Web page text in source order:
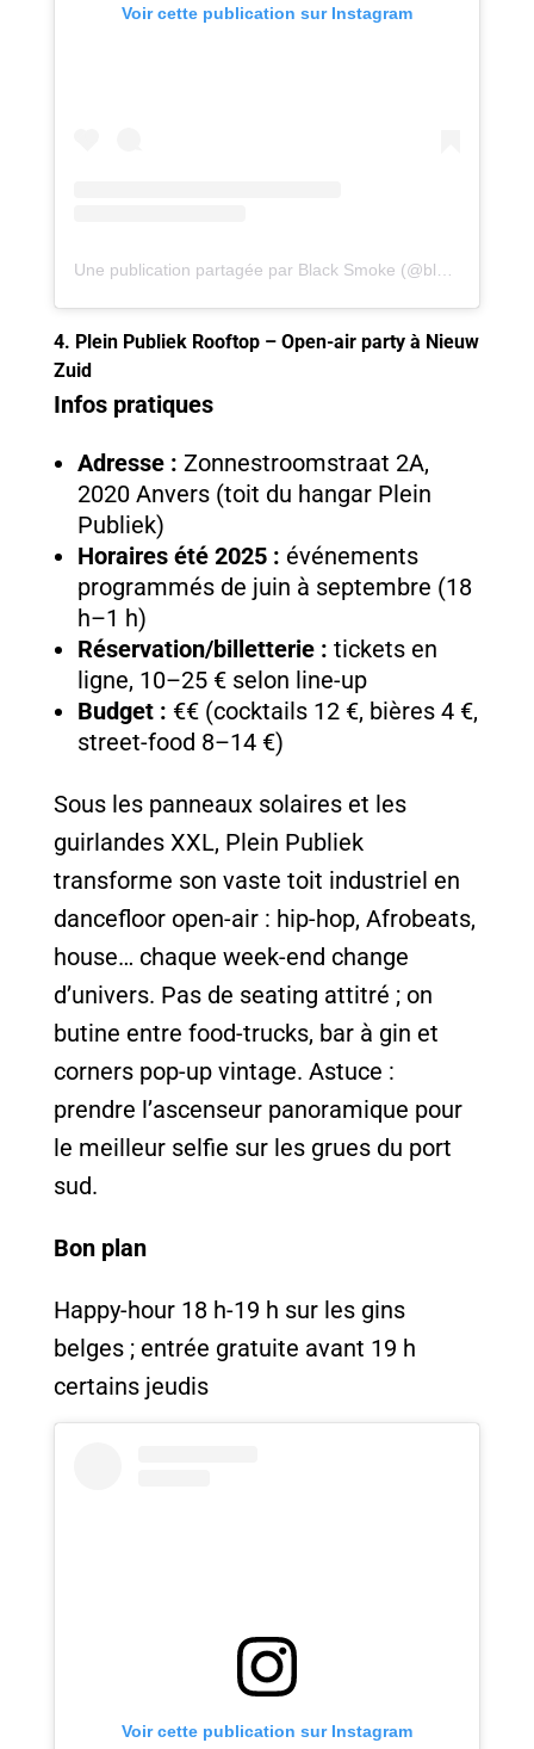
Voir cette publication sur Instagram
4. Plein Publiek Rooftop – Open-air party à Nieuw
Zuid
Infos pratiques
Adresse : Zonnestroomstraat 2A,
2020 Anvers (toit du hangar Plein
Publiek)
Horaires été 2025 : événements
programmés de juin à septembre (18
h–1 h)
Réservation/billetterie : tickets en
ligne, 10–25 € selon line-up
Budget : €€ (cocktails 12 €, bières 4 €,
street-food 8–14 €)
Sous les panneaux solaires et les
guirlandes XXL, Plein Publiek
transforme son vaste toit industriel en
dancefloor open-air : hip-hop, Afrobeats,
house… chaque week-end change
d’univers. Pas de seating attitré ; on
butine entre food-trucks, bar à gin et
corners pop-up vintage. Astuce :
prendre l’ascenseur panoramique pour
le meilleur selfie sur les grues du port
sud.
Bon plan
Happy-hour 18 h-19 h sur les gins
belges ; entrée gratuite avant 19 h
certains jeudis
Voir cette publication sur Instagram